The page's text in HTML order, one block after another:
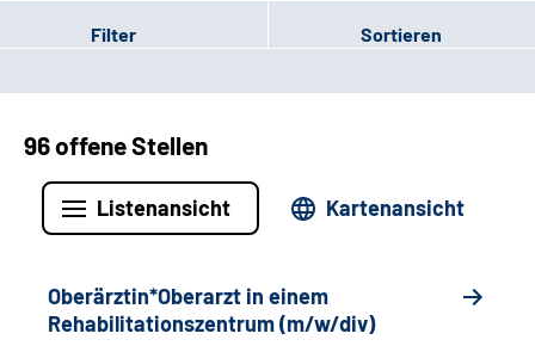
Filter Sortieren
96 offene Stellen
Listenansicht Kartenansicht
Oberärztin*Oberarzt in einem
Rehabilitationszentrum (m/w/div)